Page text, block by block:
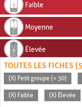
Faible
Moyenne
Élevée
TOUTES LES FICHES
(X) Petit groupe (< 30)
(X) Faible (X) Élevée